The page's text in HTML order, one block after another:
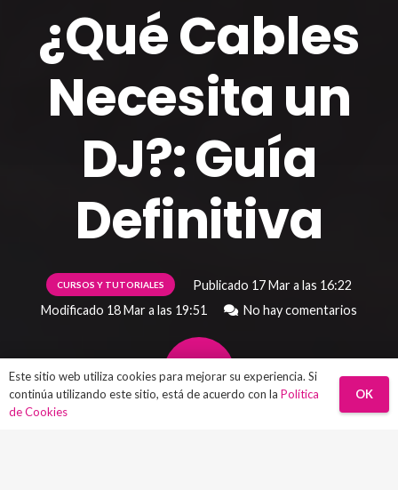
¿Qué Cables
Necesita un
DJ?: Guía
Definitiva
CURSOS Y TUTORIALES Publicado 17 Mar a las 16:22
Modificado 18 Mar a las 19:51 No hay comentarios
Este sitio web utiliza cookies para mejorar su experiencia. Si
continúa utilizando este sitio, está de acuerdo con la Política
de Cookies
OK